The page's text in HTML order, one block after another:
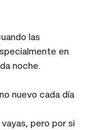
las
en
noche.
nuevo cada día
pero por si